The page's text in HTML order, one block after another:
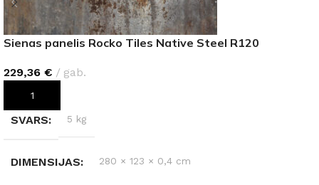
Sienas panelis Rocko Tiles Native Steel R120
229,36 € gab.
PIEVIENOT GROZAM
SVARS 5 kg
DIMENSIJAS 280 × 123 × 0,4 cm